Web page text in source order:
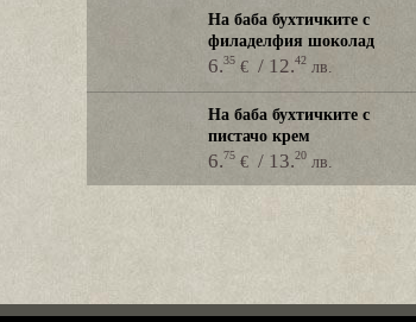
На баба бухтичките с
филаделфия шоколад
6.35 €/ 12.42 лв.
На баба бухтичките с
пистачо крем
6.75 €/ 13.20 лв.